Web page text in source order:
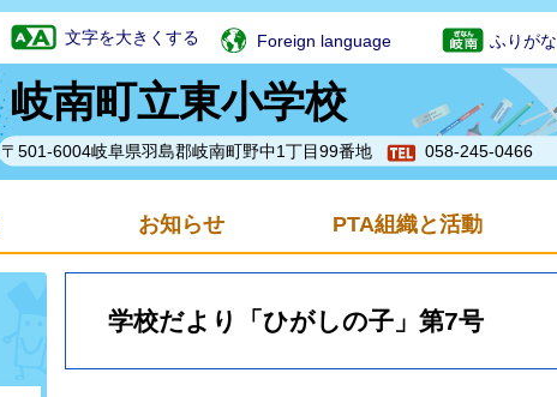
岐南町立東小学校
〒501-6004岐阜県羽島郡岐南町野中1丁目99番地 058-245-0466
文字を大きくする Foreign language ふりがな
お知らせ PTA組織と活動
学校だより「ひがしの子」第7号